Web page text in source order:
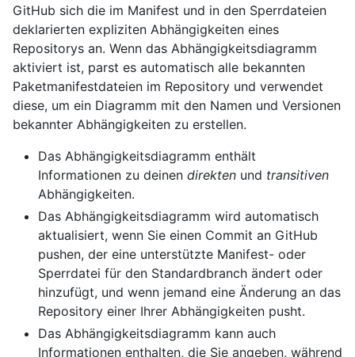
GitHub sich die im Manifest und in den Sperrdateien
deklarierten expliziten Abhängigkeiten eines
Repositorys an. Wenn das Abhängigkeitsdiagramm
aktiviert ist, parst es automatisch alle bekannten
Paketmanifestdateien im Repository und verwendet
diese, um ein Diagramm mit den Namen und Versionen
bekannter Abhängigkeiten zu erstellen.
Das Abhängigkeitsdiagramm enthält
Informationen zu deinen direkten und transitiven
Abhängigkeiten.
Das Abhängigkeitsdiagramm wird automatisch
aktualisiert, wenn Sie einen Commit an GitHub
pushen, der eine unterstützte Manifest- oder
Sperrdatei für den Standardbranch ändert oder
hinzufügt, und wenn jemand eine Änderung an das
Repository einer Ihrer Abhängigkeiten pusht.
Das Abhängigkeitsdiagramm kann auch
Informationen enthalten, die Sie angeben, während